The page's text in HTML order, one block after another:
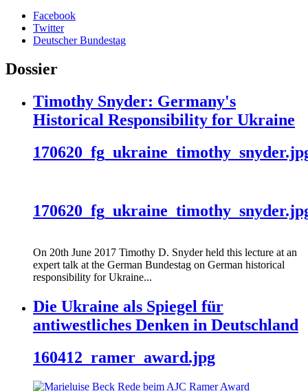
Facebook
Twitter
Deutscher Bundestag
Dossier
Timothy Snyder: Germany's
Historical Responsibility for Ukraine
On 20th June 2017 Timothy D. Snyder held this lecture at an
expert talk at the German Bundestag on German historical
responsibility for Ukraine...
Die Ukraine als Spiegel für
antiwestliches Denken in Deutschland
160412_ramer_award.jpg